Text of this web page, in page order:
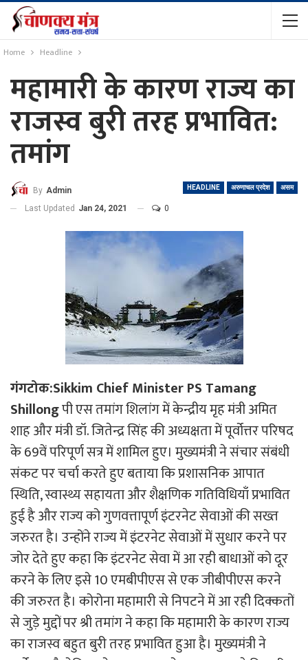
Home Headline
महामारी के कारण राज्य का
राजस्व बुरी तरह प्रभावित:
तमांग
HEADLINE अरुणाचल प्रदेश असम
By Admin
Last Updated Jan 24, 2021 0
गंगटोक:Sikkim Chief Minister PS Tamang
Shillongपी एस तमांग शिलांग में केन्द्रीय मृह मंत्री अमित
शाह और मंत्री डॉ. जितेन्द्र सिंह की अध्यक्षता में पूर्वोत्तर परिषद
के 69वें परिपूर्ण सत्र में शामिल हुए। मुख्यमंत्री ने संचार संबंधी
संकट पर चर्चा करते हुए बताया कि प्रशासनिक आपात
स्थिति, स्वास्थ्य सहायता और शैक्षणिक गतिविधियाँ प्रभावित
हुई है और राज्य को गुणवत्तापूर्ण इंटरनेट सेवाओं की सख्त
जरुरत है। उन्होंने राज्य में इंटरनेट सेवाओं में सुधार करने पर
जोर देते हुए कहा कि इंटरनेट सेवा में आ रही बाधाओं को दूर
करने के लिए इसे 10 एमबीपीएस से एक जीबीपीएस करने
की जरुरत है। कोरोना महामारी से निपटने में आ रही दिक्कतों
से जुड़े मुद्दों पर श्री तमांग ने कहा कि महामारी के कारण राज्य
का राजस्व बहुत बुरी तरह प्रभावित हुआ है। मुख्यमंत्री ने